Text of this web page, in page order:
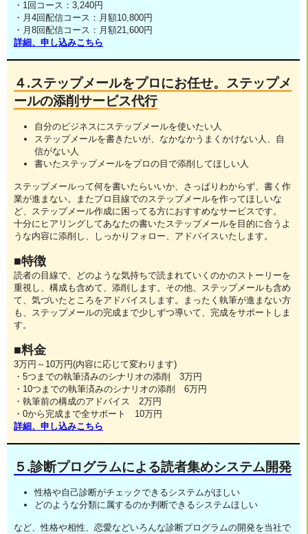
・1回コース：3,240円
・月4回配信コース：月額10,800円
・月8回配信コース：月額21,600円
詳細、申し込みこちら
４.ステップメールをプロにお任せ。ステップメ
ールの添削サービス代行
自分のビジネスにステップメールを使いたい人
ステップメールを書きたいが、なかなかうまくかけない人、自
信がない人
書いたステップメールをプロの目で添削してほしい人
ステップメールって何を書いたらいいか、さっぱりわからず、書く作
業が進まない。またプロ目線でのステップメールを作ってほしいな
ど、ステップメール作成に困ってる方におすすめなサービスです。
十分にヒアリングしてあなたの書いたステップメールを目的に合うよ
うな内容に添削し、しっかりフォロー、アドバイスいたします。
■特徴
読者の目線で、どのような気持ちで読まれていくのかのストーリーを
重視し、構成も含めて、添削します。その他、ステップメールも含め
て、気づいたところをアドバイスします。まったく執筆が進まない方
も、ステップメールの完成まで少しずつ導いて、完成をサポートしま
す。
■料金
3万円～10万円(内容に応じて変わります)
・5つまでの執筆済みのシナリオの添削 3万円
・10つまでの執筆済みのシナリオの添削 6万円
・執筆前の構成のアドバイス 2万円
・0から完成まで全サポート 10万円
詳細、申し込みこちら
５.診断プログラムによる読者集めシステム開発
性格や自己診断がチェックできるシステムがほしい
どのような分類に属するのか判断できるシステムほしい
など、性格や相性、恋愛などいろんな診断プログラムの開発を当社で